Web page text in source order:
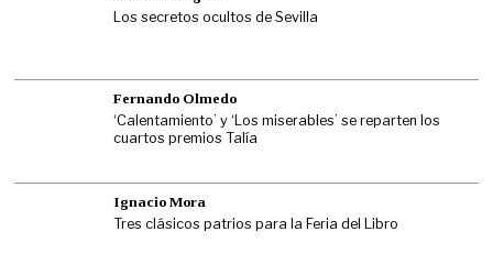
Los secretos ocultos de Sevilla
Fernando Olmedo
‘Calentamiento’ y ‘Los miserables’ se reparten los
cuartos premios Talía
Ignacio Mora
Tres clásicos patrios para la Feria del Libro